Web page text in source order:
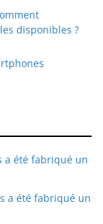
disponibles ?
a été fabriqué un
a été fabriqué un